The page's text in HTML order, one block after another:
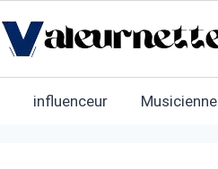
influenceur Musicienne